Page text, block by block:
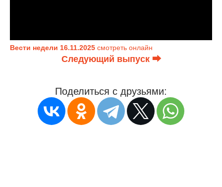
Вести недели 16.11.2025 смотреть онлайн
Следующий выпуск ⮕
Поделиться с друзьями: